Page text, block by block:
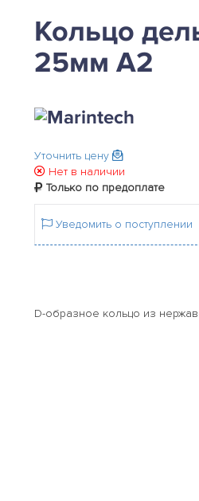
Кольцо
25мм А2
Уточнить цену
Нет в наличии
Только по предоплате
Уведомить о поступлении
D-образное кольцо из